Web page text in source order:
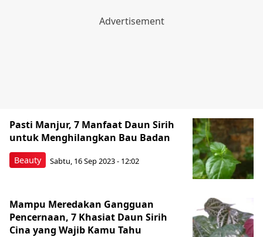
Beauty
Pasti Manjur, 7 Manfaat Daun Sirih
untuk Menghilangkan Bau Badan
Sabtu, 16 Sep 2023 - 12:02
Mampu Meredakan Gangguan
Pencernaan, 7 Khasiat Daun Sirih
Cina yang Wajib Kamu Tahu